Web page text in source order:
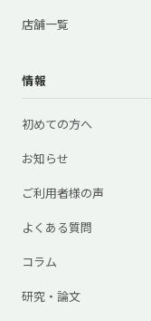
店舗一覧
情報
初めての方へ
お知らせ
ご利用者様の声
よくある質問
コラム
研究・論文